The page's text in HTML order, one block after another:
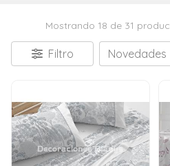
Mostrando 18 de 31
Filtro